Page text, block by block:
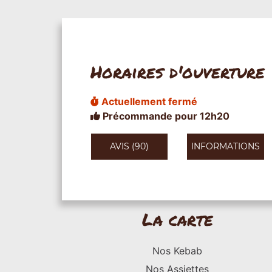
Horaires d'ouverture
Actuellement fermé
Précommande pour 12h20
AVIS (90) INFORMATIONS
La carte
Nos Kebab
Nos Assiettes